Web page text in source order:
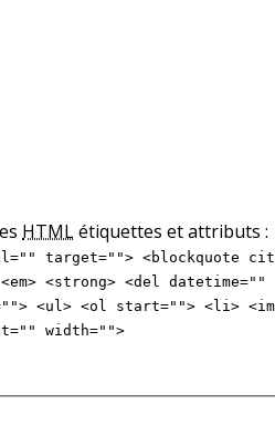
HTMLétiquettes et attributs :
target=""> <blockquote
<strong> <del
<ul> <ol start=""> <li>
width="">